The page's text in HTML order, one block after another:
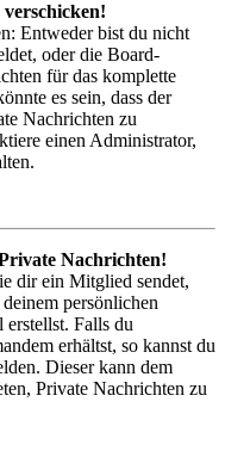
Entweder bist du nicht
oder die Board-
für das komplette
es sein, dass der
Nachrichten zu
einen Administrator,
Nachrichten!
dir ein Mitglied sendet,
persönlichen
erstellst. Falls du
erhältst, so kannst du
Dieser kann dem
Private Nachrichten zu